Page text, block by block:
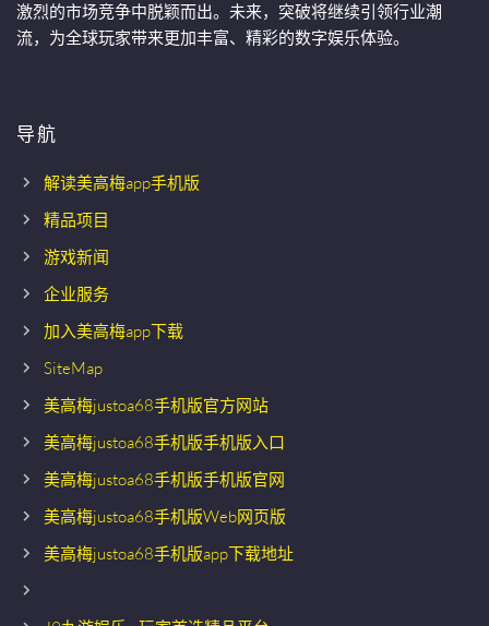
激烈的市场竞争中脱颖而出。未来，突破将继续引领行业潮
流，为全球玩家带来更加丰富、精彩的数字娱乐体验。
导航
解读美高梅app手机版
精品项目
游戏新闻
企业服务
加入美高梅app下载
SiteMap
美高梅justoa68手机版官方网站
美高梅justoa68手机版手机版入口
美高梅justoa68手机版手机版官网
美高梅justoa68手机版Web网页版
美高梅justoa68手机版app下载地址